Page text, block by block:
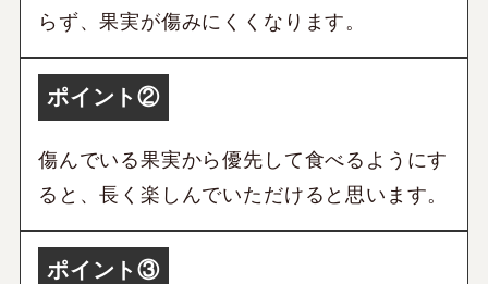
らず、果実が傷みにくくなります。
ポイント②
傷んでいる果実から優先して食べるようにす
ると、長く楽しんでいただけると思います。
ポイント③